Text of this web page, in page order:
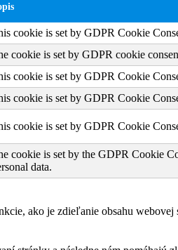
cookie is set by GDPR Cookie
cookie is set by GDPR cookie
cookie is set by GDPR Cookie
cookie is set by GDPR Cookie
cookie is set by GDPR Cookie
cookie is set by the GDPR Cookie
data.
ako je zdieľanie obsahu